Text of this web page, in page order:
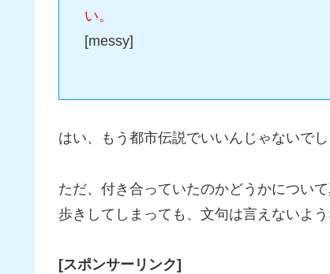
い。
[messy]
はい、もう都市伝説でいいんじゃないでし
ただ、付き合っていたのかどうかについ
歩きしてしまっても、文句は言えないよう
[スポンサーリンク]